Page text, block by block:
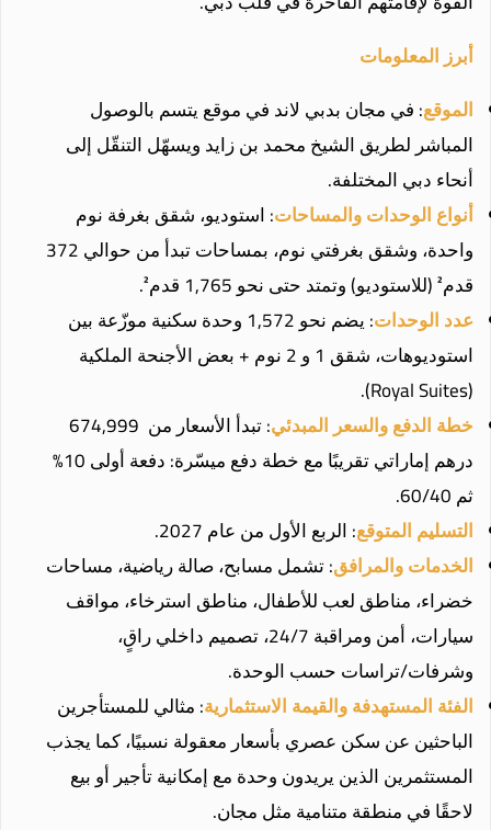
أبرز المعلومات
الموقع: في مجان بدبي لاند في موقع يتسم بالوصول
المباشر لطريق الشيخ محمد بن زايد ويسهّل التنقّل إلى
أنحاء دبي المختلفة.
أنواع الوحدات والمساحات: استوديو، شقق بغرفة نوم
واحدة، وشقق بغرفتي نوم، بمساحات تبدأ من حوالي 372
قدم² (للاستوديو) وتمتد حتى نحو 1,765 قدم².
عدد الوحدات
: يضم نحو 1,572 وحدة سكنية موزّعة بين
استوديوهات، شقق 1 و 2 نوم + بعض الأجنحة الملكية
(Royal Suites).
خطة الدفع والسعر المبدئي
: تبدأ الأسعار من 674,999
درهم إماراتي تقريبًا مع خطة دفع ميسّرة: دفعة أولى 10%
ثم 60/40.
التسليم المتوقع: الربع الأول من عام 2027.
الخدمات والمرافق: تشمل مسابح، صالة رياضية، مساحات
خضراء، مناطق لعب للأطفال، مناطق استرخاء، مواقف
سيارات، أمن ومراقبة 24/7، تصميم داخلي راقٍ،
وشرفات/تراسات حسب الوحدة.
الفئة المستهدفة والقيمة الاستثمارية: مثالي للمستأجرين
الباحثين عن سكن عصري بأسعار معقولة نسبيًا، كما يجذب
المستثمرين الذين يريدون وحدة مع إمكانية تأجير أو بيع
لاحقًا في منطقة متنامية مثل مجان.